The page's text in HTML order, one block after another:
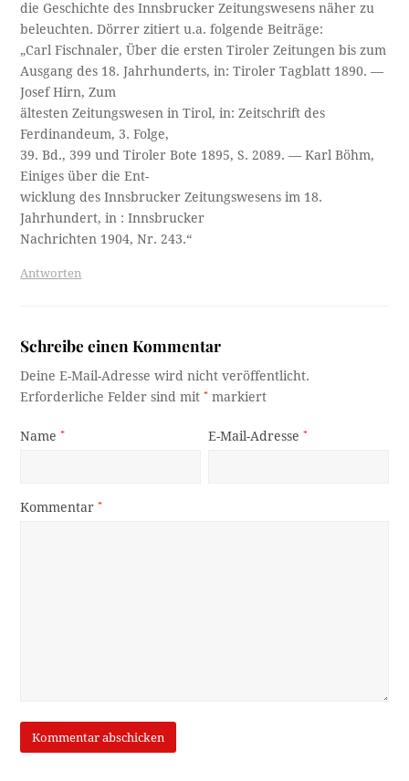
die Geschichte des Innsbrucker Zeitungswesens näher zu
beleuchten. Dörrer zitiert u.a. folgende Beiträge:
„Carl Fischnaler, Über die ersten Tiroler Zeitungen bis zum
Ausgang des 18. Jahrhunderts, in: Tiroler Tagblatt 1890. —
Josef Hirn, Zum
ältesten Zeitungswesen in Tirol, in: Zeitschrift des
Ferdinandeum, 3. Folge,
39. Bd., 399 und Tiroler Bote 1895, S. 2089. — Karl Böhm,
Einiges über die Ent-
wicklung des Innsbrucker Zeitungswesens im 18.
Jahrhundert, in : Innsbrucker
Nachrichten 1904, Nr. 243.“
Antworten
Schreibe einen Kommentar
Deine E-Mail-Adresse wird nicht veröffentlicht.
Erforderliche Felder sind mit* markiert
Name* E-Mail-Adresse*
Kommentar*